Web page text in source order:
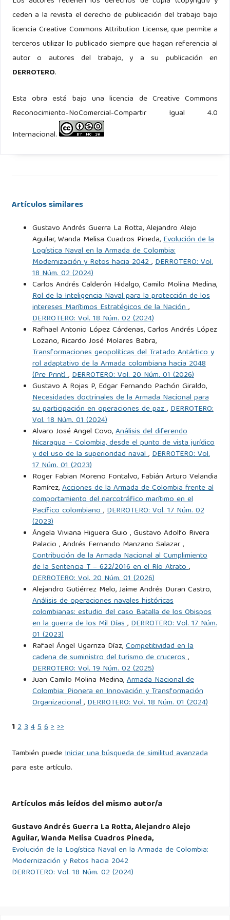
Hughes, W. P. and Daley, F. (2017). The Oxford Companion
to Ships and the Sea. Oxford University Press, first edition.
Kennedy, P. M. (1976). The rise and fall of British naval
mastery, volume 1. Allen Lane, first edition.
of the Spanish Armada: Vol. II. Navy Records Society, first
edition.
French Revolution and empire 1793-1812. Sampson Low
Marston & Co.
Mahan, A. T. (1900). The Problem of Asia and Its Effect
upon International Policies. The New York Public Library.
Mahan, A. T. (1918). The Influence of Sea Power Upon
History. Dover Publications.
Morison, S. E. (1963). The two-ocean war: A short history
of the United States Navy in the Second World War. Little,
Brown and Company.
Rexrode, T. (2013). Building corbett's navy: The principles of
maritime strategy and the functions of the navy in naval
policy. Journal of Chemical Information and Modeling,
53(9):1689–1699.
Roosevelt, N. and Mahan, A. T. (1894). The influence of sea
power upon history. 1660-1783. Political Science Quarterly,
9(1):171.
Shrader, C. R. (1999). The First helicopter war: Logistics and
mobility in Algeria, 1954-1962. Praeger.
Speller, J., Jordan, D., Kiras, J. D., Lonsdale, D. J., Tuck, C., and
Walton, D. (2016). Understanding Modern Warfare, volume
6. Cambridge University Press.
Speller, J., McCabe, R., and Sanders, D. (2020). Europe, Small
Navies and Maritime Security: Balancing Traditional Roles
and Emergent Threats in the 21st Century, volume 1. The
Corbett Centre for Maritime Policy Studies Series, 1st
edition.
Stokes, M. A. (1999). China’s Strategic Modernization:
Implications for the United States. Strategic Studies
Contralmirante U.S. NAVY, su contribución como historiador,
estratega y geopolitico. Diplomado, Universidad Vida del
preparation, volume 1. National Defense University Press,
an und press ed.
Thucydides (564). Historia de las Guerras del Peloponeso.
ceden a la revista el derecho de publicación del trabajo bajo
licencia Creative Commons Attribution License, que permite a
terceros utilizar lo publicado siempre que hagan referencia al
autor o autores del trabajo, y a su publicación en
DERROTERO.
Esta obra está bajo una licencia de Creative Commons
Reconocimiento-NoComercial-Compartir Igual 4.0
Internacional.
Artículos similares
Gustavo Andrés Guerra La Rotta, Alejandro Alejo
Aguilar, Wanda Melisa Cuadros Pineda,Evolución de la
Logística Naval en la Armada de Colombia:
Modernización y Retos hacia 2042,DERROTERO: Vol.
18 Núm. 02 (2024)
Carlos Andrés Calderón Hidalgo, Camilo Molina Medina,
Rol de la Inteligencia Naval para la protección de los
intereses Marítimos Estratégicos de la Nación,
DERROTERO: Vol. 18 Núm. 02 (2024)
Rafhael Antonio López Cárdenas, Carlos Andrés López
Lozano, Ricardo José Molares Babra,
Transformaciones geopolíticas del Tratado Antártico y
rol adaptativo de la Armada colombiana hacia 2048
(Pre Print),DERROTERO: Vol. 20 Núm. 01 (2026)
Gustavo A Rojas P, Edgar Fernando Pachón Giraldo,
Necesidades doctrinales de la Armada Nacional para
su participación en operaciones de paz,DERROTERO:
Vol. 18 Núm. 01 (2024)
Alvaro José Angel Covo,Análisis del diferendo
Nicaragua – Colombia, desde el punto de vista jurídico
y del uso de la superioridad naval,DERROTERO: Vol.
17 Núm. 01 (2023)
Roger Fabian Moreno Fontalvo, Fabián Arturo Velandia
Ramírez,Acciones de la Armada de Colombia frente al
comportamiento del narcotráfico marítimo en el
Pacífico colombiano,DERROTERO: Vol. 17 Núm. 02
(2023)
Ángela Viviana Higuera Guio , Gustavo Adolfo Rivera
Palacio , Andrés Fernando Manzano Salazar ,
Contribución de la Armada Nacional al Cumplimiento
de la Sentencia T – 622/2016 en el Río Atrato,
DERROTERO: Vol. 20 Núm. 01 (2026)
Alejandro Gutiérrez Melo, Jaime Andrés Duran Castro,
Análisis de operaciones navales históricas
colombianas: estudio del caso Batalla de los Obispos
en la guerra de los Mil Días,DERROTERO: Vol. 17 Núm.
01 (2023)
Rafael Ángel Ugarriza Díaz,Competitividad en la
cadena de suministro del turismo de cruceros,
DERROTERO: Vol. 19 Núm. 02 (2025)
Juan Camilo Molina Medina,Armada Nacional de
Colombia: Pionera en Innovación y Transformación
Organizacional,DERROTERO: Vol. 18 Núm. 01 (2024)
123456>>>
También puedeIniciar una búsqueda de similitud avanzada
para este artículo.
Artículos más leídos del mismo autor/a
Gustavo Andrés Guerra La Rotta, Alejandro Alejo
Aguilar, Wanda Melisa Cuadros Pineda,
Evolución de la Logística Naval en la Armada de Colombia:
Modernización y Retos hacia 2042
DERROTERO: Vol. 18 Núm. 02 (2024)